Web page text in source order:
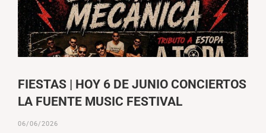
FIESTAS | HOY 6 DE JUNIO CONCIERTOS
LA FUENTE MUSIC FESTIVAL
06/06/2026